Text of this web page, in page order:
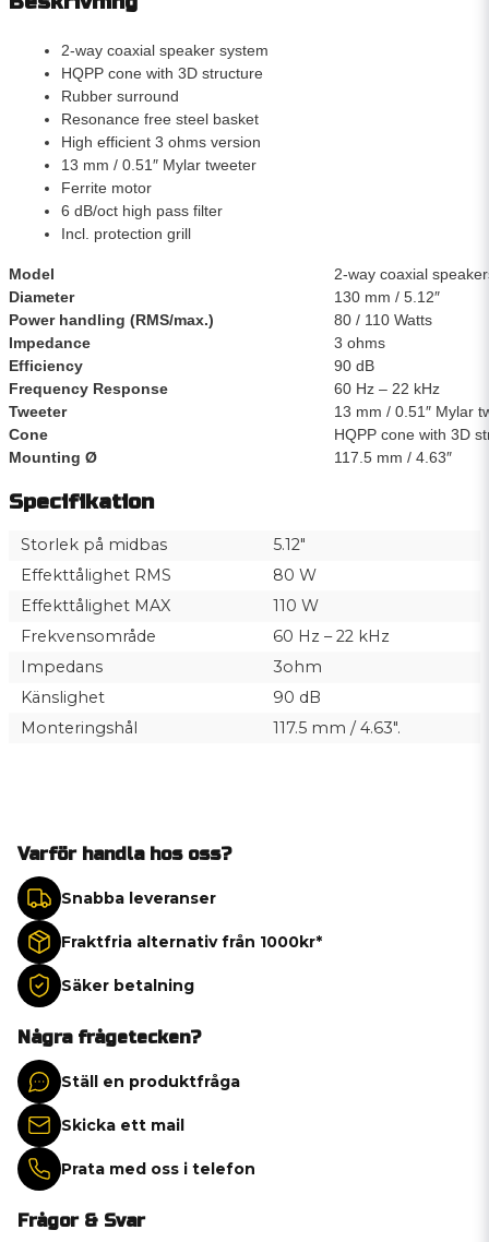
2-way coaxial speaker system
HQPP cone with 3D structure
Rubber surround
Resonance free steel basket
High efficient 3 ohms version
13 mm / 0.51″ Mylar tweeter
Ferrite motor
6 dB/oct high pass filter
Incl. protection grill
Model
2-way coaxial
Diameter
130 mm / 5.12″
Power handling (RMS/max.)
80 / 110 Watts
Impedance
3 ohms
Efficiency
90 dB
Frequency Response
60 Hz – 22 kHz
Tweeter
13 mm / 0.51″ Mylar
Cone
HQPP cone with 3D
Mounting Ø
117.5 mm / 4.63″
Specifikation
Storlek på midbas
5.12″
Effekttålighet RMS
80 W
Effekttålighet MAX
110 W
Frekvensområde
60 Hz – 22 kHz
Impedans
3ohm
Känslighet
90 dB
Monteringshål
117.5 mm / 4.63″.
Varför handla hos oss?
Snabba leveranser
Fraktfria alternativ från 1000kr*
Säker betalning
Några frågetecken?
Ställ en produktfråga
Skicka ett mail
Prata med oss i telefon
Frågor & Svar